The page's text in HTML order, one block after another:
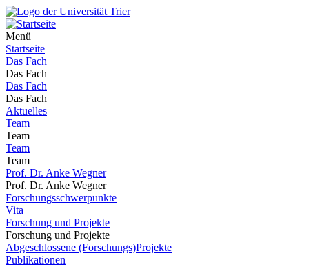
Menü
Startseite
Das Fach
Das Fach
Das Fach
Das Fach
Aktuelles
Team
Team
Team
Team
Prof. Dr. Anke Wegner
Prof. Dr. Anke Wegner
Forschungsschwerpunkte
Vita
Forschung und Projekte
Forschung und Projekte
Abgeschlossene (Forschungs)Projekte
Publikationen